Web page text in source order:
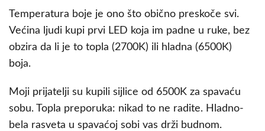
Temperatura boje je ono što obično preskoče svi.
Većina ljudi kupi prvi LED koja im padne u ruke, bez
obzira da li je to topla (2700K) ili hladna (6500K)
boja.
Moji prijatelji su kupili sijlice od 6500K za spavaću
sobu. Topla preporuka: nikad to ne radite. Hladno-
bela rasveta u spavaćoj sobi vas drži budnom.